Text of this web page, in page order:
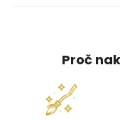
Proč